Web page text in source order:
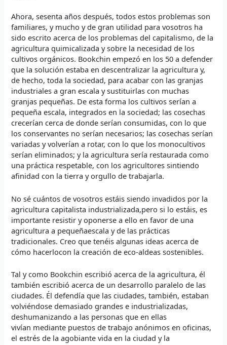
Ahora, sesenta años después, todos estos problemas son
familiares, y mucho y de gran utilidad para vosotros ha
sido escrito acerca de los problemas del capitalismo, de la
agricultura quimicalizada y sobre la necesidad de los
cultivos orgánicos. Bookchin empezó en los 50 a defender
que la solución estaba en descentralizar la agricultura y,
de hecho, toda la sociedad, para acabar con las granjas
industriales a gran escala y sustituirlas con muchas
granjas pequeñas. De esta forma los cultivos serían a
pequeña escala, integrados en la sociedad; las cosechas
crecerían cerca de donde serían consumidas, con lo que
los conservantes no serían necesarios; las cosechas serían
variadas y volverían a rotar, con lo que los monocultivos
serían eliminados; y la agricultura sería restaurada como
una práctica respetable, con los agricultores sintiendo
afinidad con la tierra y orgullo de trabajarla.
No sé cuántos de vosotros estáis siendo invadidos por la
agricultura capitalista industrializada,pero si lo estáis, es
importante resistir y oponerse a ello en favor de una
agricultura a pequeñaescala y de las prácticas
tradicionales. Creo que tenéis algunas ideas acerca de
cómo hacerlocon la creación de eco-aldeas sostenibles.
Tal y como Bookchin escribió acerca de la agricultura, él
también escribió acerca de un desarrollo paralelo de las
ciudades. Él defendía que las ciudades, también, estaban
volviéndose demasiado grandes e industrializadas,
deshumanizando a las personas que en ellas
vivían mediante puestos de trabajo anónimos en oficinas,
el estrés de la agobiante vida en la ciudad y la